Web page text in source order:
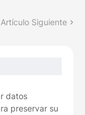
Artículo Siguiente
datos
preservar su